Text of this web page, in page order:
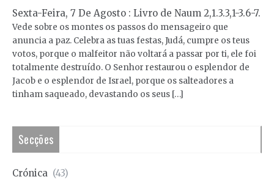
Sexta-Feira, 7 De Agosto : Livro de Naum 2,1.3.3,1-3.6-7.
Vede sobre os montes os passos do mensageiro que
anuncia a paz. Celebra as tuas festas, Judá, cumpre os teus
votos, porque o malfeitor não voltará a passar por ti, ele foi
totalmente destruído. O Senhor restaurou o esplendor de
Jacob e o esplendor de Israel, porque os salteadores a
tinham saqueado, devastando os seus […]
Secções
Crónica (43)